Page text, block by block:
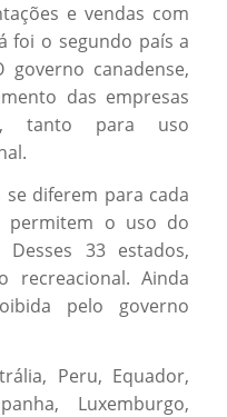
e vendas com
foi o segundo país a
governo canadense,
das empresas
tanto para uso
se diferem para cada
permitem o uso do
Desses 33 estados,
recreacional. Ainda
pelo governo
Peru, Equador,
Luxemburgo,